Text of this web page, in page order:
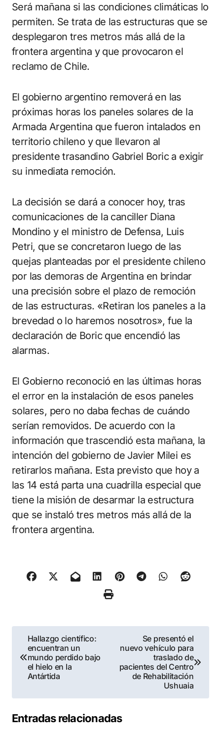
Será mañana si las condiciones climáticas lo
permiten. Se trata de las estructuras que se
desplegaron tres metros más allá de la
frontera argentina y que provocaron el
reclamo de Chile.
El gobierno argentino removerá en las
próximas horas los paneles solares de la
Armada Argentina que fueron intalados en
territorio chileno y que llevaron al
presidente trasandino Gabriel Boric a exigir
su inmediata remoción.
La decisión se dará a conocer hoy, tras
comunicaciones de la canciller Diana
Mondino y el ministro de Defensa, Luis
Petri, que se concretaron luego de las
quejas planteadas por el presidente chileno
por las demoras de Argentina en brindar
una precisión sobre el plazo de remoción
de las estructuras. «Retiran los paneles a la
brevedad o lo haremos nosotros», fue la
declaración de Boric que encendió las
alarmas.
El Gobierno reconoció en las últimas horas
el error en la instalación de esos paneles
solares, pero no daba fechas de cuándo
serían removidos. De acuerdo con la
información que trascendió esta mañana, la
intención del gobierno de Javier Milei es
retirarlos mañana. Esta previsto que hoy a
las 14 está parta una cuadrilla especial que
tiene la misión de desarmar la estructura
que se instaló tres metros más allá de la
frontera argentina.
Navegación
de
entradas
Hallazgo científico:
encuentran un
mundo perdido bajo
el hielo en la
Antártida
Se presentó el
nuevo vehículo para
traslado de
pacientes del Centro
de Rehabilitación
Ushuaia
Entradas relacionadas